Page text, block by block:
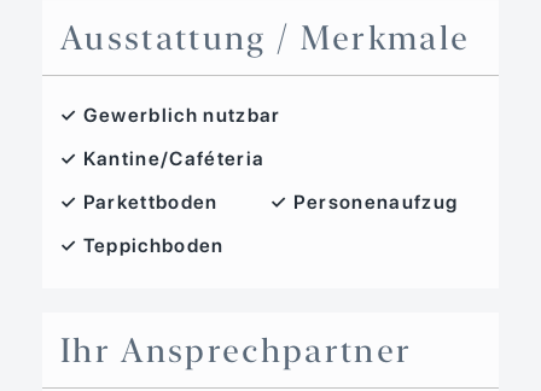
Ausstattung / Merkmale
✓ Gewerblich nutzbar
✓ Kantine/Caféteria
✓ Parkettboden
✓ Personenaufzug
✓ Teppichboden
Ihr Ansprechpartner